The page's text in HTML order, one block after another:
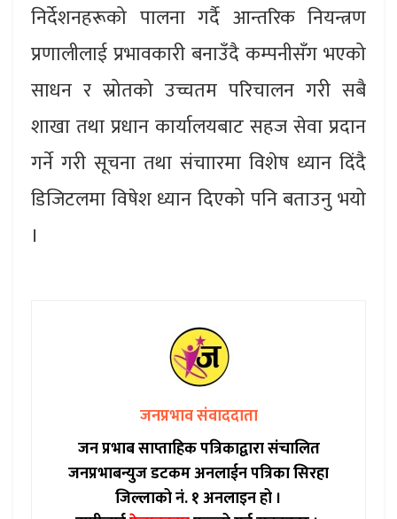
निर्देशनहरूको पालना गर्दै आन्तरिक नियन्त्रण
प्रणालीलाई प्रभावकारी बनाउँदै कम्पनीसँग भएको
साधन र स्रोतको उच्चतम परिचालन गरी सबै
शाखा तथा प्रधान कार्यालयबाट सहज सेवा प्रदान
गर्ने गरी सूचना तथा संचाारमा विशेष ध्यान दिंदै
डिजिटलमा विषेश ध्यान दिएको पनि बताउनु भयो
।
जनप्रभाव संवाददाता
जन प्रभाब साप्ताहिक पत्रिकाद्वारा संचालित
जनप्रभाबन्युज डटकम अनलाईन पत्रिका सिरहा
जिल्लाको नं. १ अनलाइन हो ।